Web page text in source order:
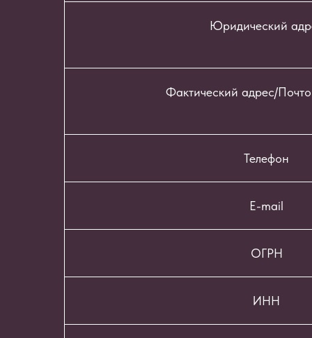
Юридический
Фактический адрес/
Телефон
E-mail
ОГРН
ИНН